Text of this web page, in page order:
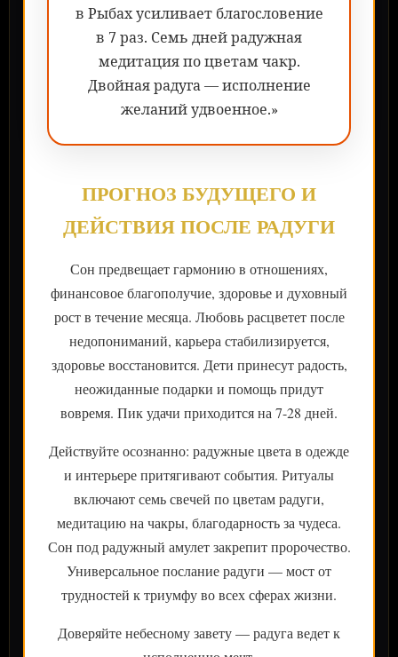
в Рыбах усиливает благословение
в 7 раз. Семь дней радужная
медитация по цветам чакр.
Двойная радуга — исполнение
желаний удвоенное.»
ПРОГНОЗ БУДУЩЕГО И
ДЕЙСТВИЯ ПОСЛЕ РАДУГИ
Сон предвещает гармонию в отношениях,
финансовое благополучие, здоровье и духовный
рост в течение месяца. Любовь расцветет после
недопониманий, карьера стабилизируется,
здоровье восстановится. Дети принесут радость,
неожиданные подарки и помощь придут
вовремя. Пик удачи приходится на 7-28 дней.
Действуйте осознанно: радужные цвета в одежде
и интерьере притягивают события. Ритуалы
включают семь свечей по цветам радуги,
медитацию на чакры, благодарность за чудеса.
Сон под радужный амулет закрепит пророчество.
Универсальное послание радуги — мост от
трудностей к триумфу во всех сферах жизни.
Доверяйте небесному завету — радуга ведет к